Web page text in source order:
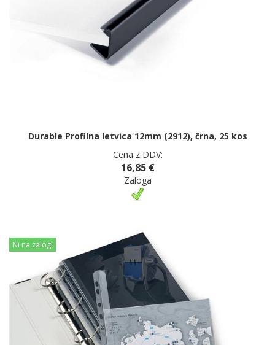
Durable Profilna letvica 12mm (2912), črna, 25 kos
Cena z DDV:
16,85 €
Zaloga
Ni na zalogi